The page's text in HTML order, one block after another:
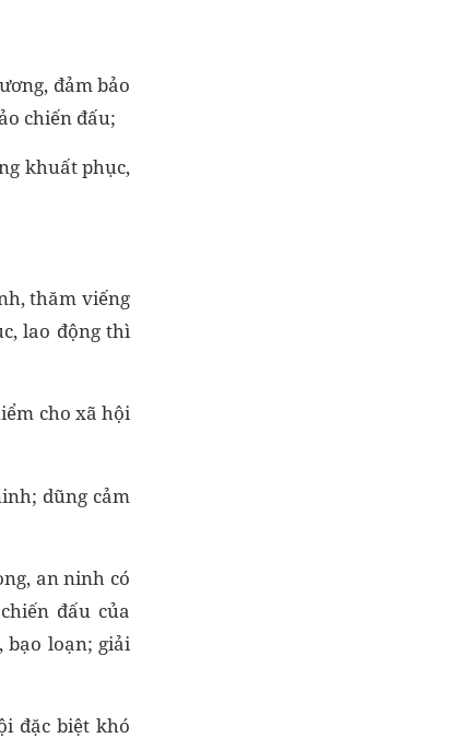
đảm bảo
chiến đấu;
khuất phục,
thăm viếng
lao động thì
cho xã hội
dũng cảm
an ninh có
đấu của
bạo loạn; giải
đặc biệt khó